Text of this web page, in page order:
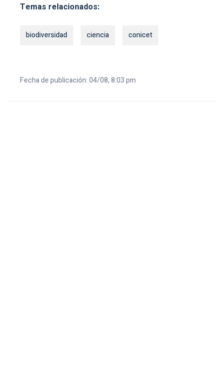
Temas relacionados:
biodiversidad ciencia conicet
Fecha de publicación: 04/08, 8:03 pm